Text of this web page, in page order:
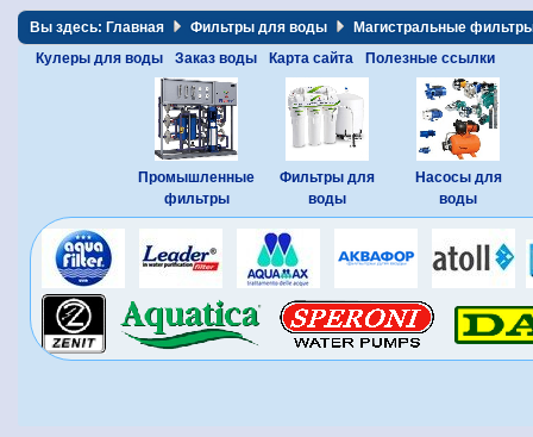
Вы здесь: Главная Фильтры для воды
Магистральные
Кулеры для воды
Заказ воды Карта сайта Полезные ссылки
Промышленные
фильтры
Фильтры для
воды
Насосы для
воды